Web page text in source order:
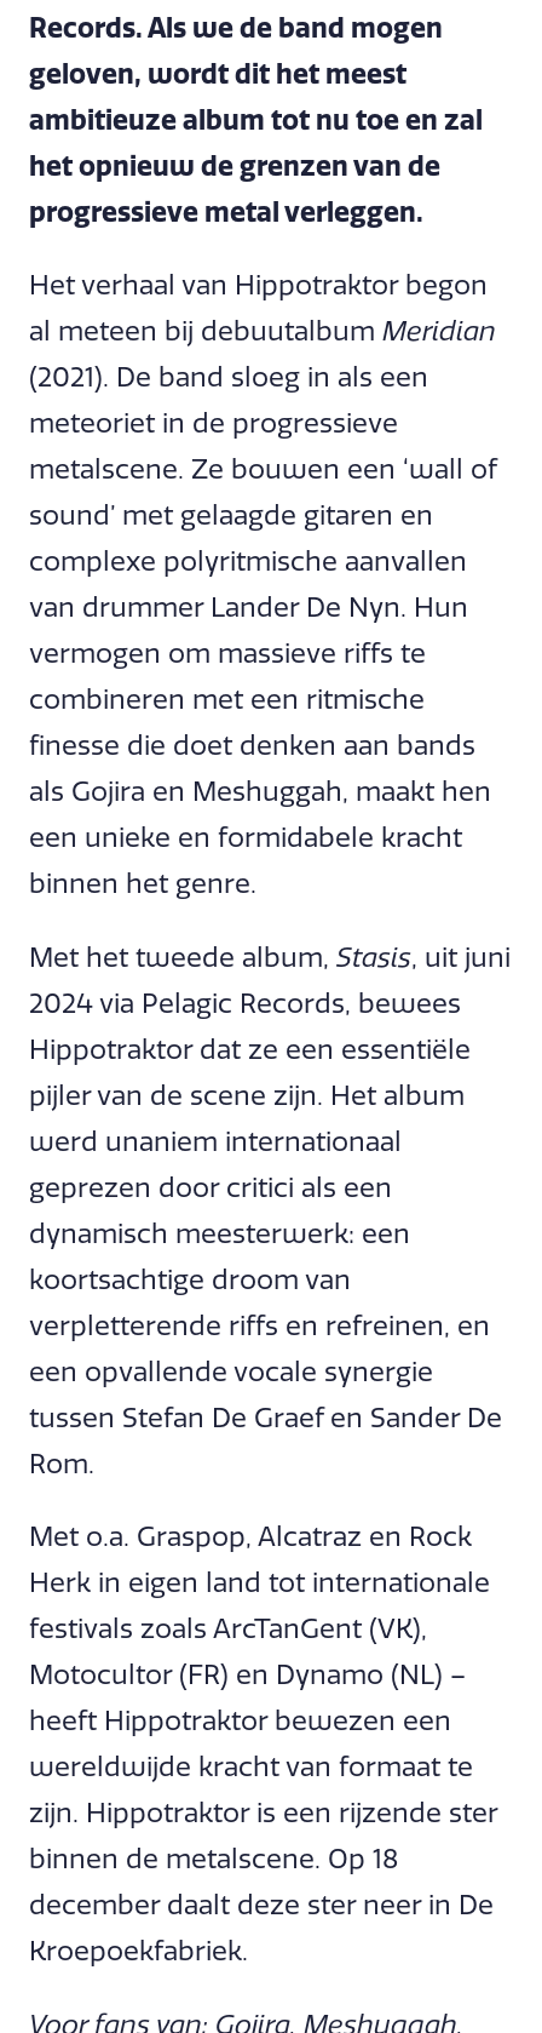
Records. Als we de band mogen
geloven, wordt dit het meest
ambitieuze album tot nu toe en zal
het opnieuw de grenzen van de
progressieve metal verleggen.
Het verhaal van Hippotraktor begon
al meteen bij debuutalbum Meridian
(2021). De band sloeg in als een
meteoriet in de progressieve
metalscene. Ze bouwen een ‘wall of
sound’ met gelaagde gitaren en
complexe polyritmische aanvallen
van drummer Lander De Nyn. Hun
vermogen om massieve riffs te
combineren met een ritmische
finesse die doet denken aan bands
als Gojira en Meshuggah, maakt hen
een unieke en formidabele kracht
binnen het genre.
Met het tweede album, Stasis, uit juni
2024 via Pelagic Records, bewees
Hippotraktor dat ze een essentiële
pijler van de scene zijn. Het album
werd unaniem internationaal
geprezen door critici als een
dynamisch meesterwerk: een
koortsachtige droom van
verpletterende riffs en refreinen, en
een opvallende vocale synergie
tussen Stefan De Graef en Sander De
Rom.
Met o.a. Graspop, Alcatraz en Rock
Herk in eigen land tot internationale
festivals zoals ArcTanGent (VK),
Motocultor (FR) en Dynamo (NL) –
heeft Hippotraktor bewezen een
wereldwijde kracht van formaat te
zijn. Hippotraktor is een rijzende ster
binnen de metalscene. Op 18
december daalt deze ster neer in De
Kroepoekfabriek.
Voor fans van: Gojira, Meshuggah,